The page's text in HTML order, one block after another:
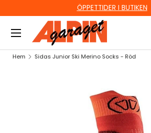
HOPPA TILL INNEHÅLL
ÖPPETTIDER I BUTIKEN
Sök
Sök
Hem Sidas Junior Ski Merino Socks - Röd
HOPPA TILL PRODUKTINFORMATION